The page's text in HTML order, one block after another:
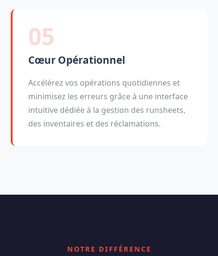
05
Cœur Opérationnel
Accélérez vos opérations quotidiennes et
minimisez les erreurs grâce à une interface
intuitive dédiée à la gestion des runsheets,
des inventaires et des réclamations.
NOTRE DIFFÉRENCE